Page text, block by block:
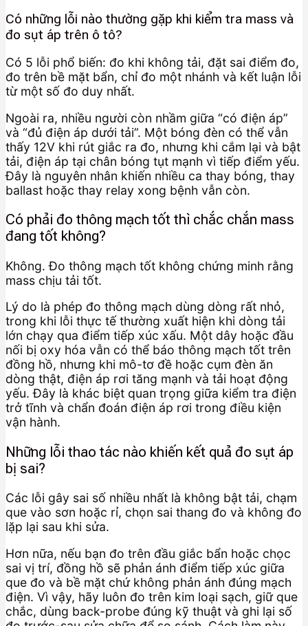
Có những lỗi nào thường gặp khi kiểm tra mass và
đo sụt áp trên ô tô?
Có 5 lỗi phổ biến: đo khi không tải, đặt sai điểm đo,
đo trên bề mặt bẩn, chỉ đo một nhánh và kết luận lỗi
từ một số đo duy nhất.
Ngoài ra, nhiều người còn nhầm giữa “có điện áp”
và “đủ điện áp dưới tải”. Một bóng đèn có thể vẫn
thấy 12V khi rút giắc ra đo, nhưng khi cắm lại và bật
tải, điện áp tại chân bóng tụt mạnh vì tiếp điểm yếu.
Đây là nguyên nhân khiến nhiều ca thay bóng, thay
ballast hoặc thay relay xong bệnh vẫn còn.
Có phải đo thông mạch tốt thì chắc chắn mass
đang tốt không?
Không. Đo thông mạch tốt không chứng minh rằng
mass chịu tải tốt.
Lý do là phép đo thông mạch dùng dòng rất nhỏ,
trong khi lỗi thực tế thường xuất hiện khi dòng tải
lớn chạy qua điểm tiếp xúc xấu. Một dây hoặc đầu
nối bị oxy hóa vẫn có thể báo thông mạch tốt trên
đồng hồ, nhưng khi mô-tơ đề hoặc cụm đèn ăn
dòng thật, điện áp rơi tăng mạnh và tải hoạt động
yếu. Đây là khác biệt quan trọng giữa kiểm tra điện
trở tĩnh và chẩn đoán điện áp rơi trong điều kiện
vận hành.
Những lỗi thao tác nào khiến kết quả đo sụt áp
bị sai?
Các lỗi gây sai số nhiều nhất là không bật tải, chạm
que vào sơn hoặc rỉ, chọn sai thang đo và không đo
lặp lại sau khi sửa.
Hơn nữa, nếu bạn đo trên đầu giắc bẩn hoặc chọc
sai vị trí, đồng hồ sẽ phản ánh điểm tiếp xúc giữa
que đo và bề mặt chứ không phản ánh đúng mạch
điện. Vì vậy, hãy luôn đo trên kim loại sạch, giữ que
chắc, dùng back-probe đúng kỹ thuật và ghi lại số